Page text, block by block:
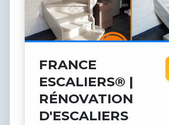
FRANCE
ESCALIERS® |
RÉNOVATION
D'ESCALIERS